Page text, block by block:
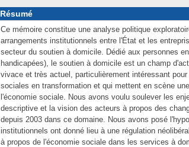
Résumé
Ce mémoire constitue une analyse politique
arrangements institutionnels entre l'État et les
secteur du soutien à domicile. Dédié aux personnes
handicapées), le soutien à domicile est un champ
vivace et très actuel, particulièrement intéressant
sociales en transformation et qui mettent en scène
l'économie sociale. Nous avons voulu soulever les
descriptive et la vision des acteurs à propos des
depuis 2003 dans ce domaine. Nous avons posé
institutionnels ont donné lieu à une régulation
à propos de l'économie sociale dans les services à